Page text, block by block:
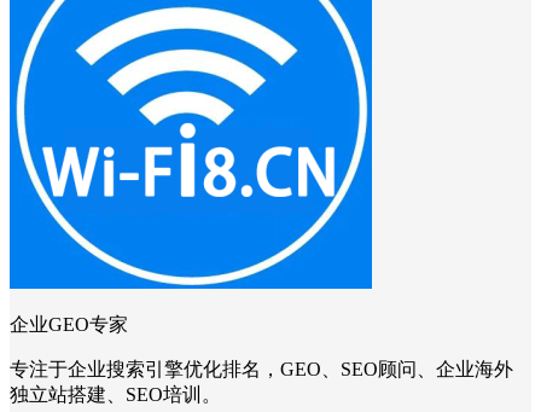
企业GEO专家
专注于企业搜索引擎优化排名，GEO、SEO顾问、企业海外
独立站搭建、SEO培训。